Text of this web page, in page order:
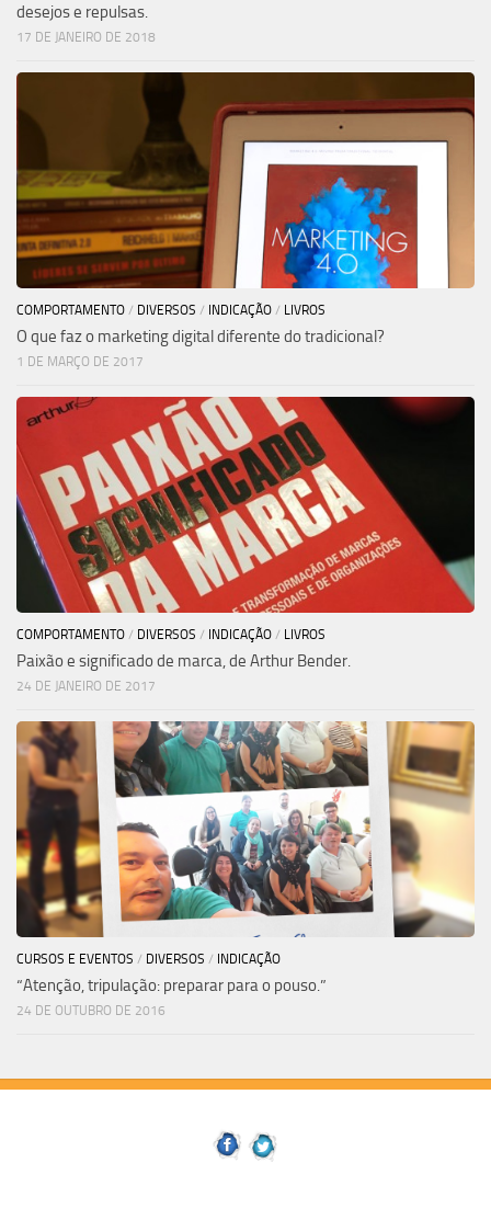
desejos e repulsas.
17 DE JANEIRO DE 2018
COMPORTAMENTO / DIVERSOS / INDICAÇÃO / LIVROS
O que faz o marketing digital diferente do tradicional?
1 DE MARÇO DE 2017
COMPORTAMENTO / DIVERSOS / INDICAÇÃO / LIVROS
Paixão e significado de marca, de Arthur Bender.
24 DE JANEIRO DE 2017
CURSOS E EVENTOS / DIVERSOS / INDICAÇÃO
“Atenção, tripulação: preparar para o pouso.”
24 DE OUTUBRO DE 2016